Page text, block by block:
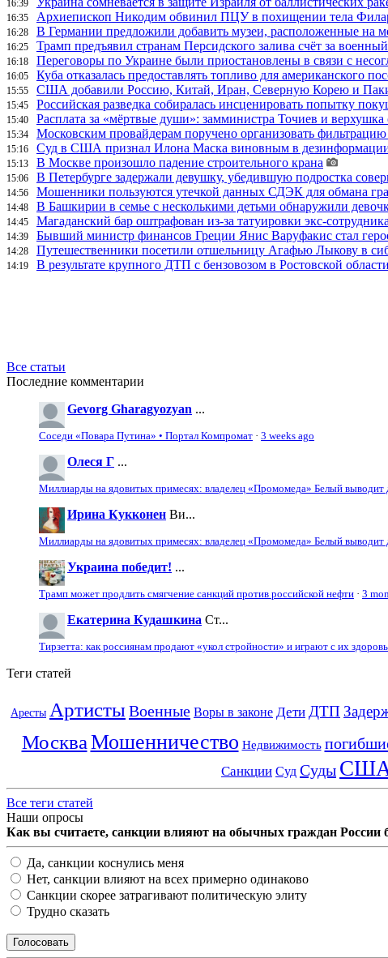
16:39
16:35 Архиепископ Никодим обвинил ПЦУ в похищении тела
16:28 В Германии предложили добавить музеи, расположенные
16:25 Трамп предъявил странам Персидского залива счёт за
16:18 Переговоры по Украине были приостановлены в связи с
16:05 Куба отказалась предоставлять топливо для американского
15:55 США добавили Россию, Китай, Иран, Северную Корею и
15:45 Российская разведка собиралась инсценировать попытку
15:40 Расплата за «мёртвые души»: замминистра Точиев и
15:34 Московским провайдерам поручено организовать
15:16 Суд в США признал Илона Маска виновным в
15:13 В Москве произошло падение строительного крана
15:06 В Петербурге задержали девушку, убедившую подростка
14:56 Мошенники пользуются утечкой данных СДЭК для обмана
14:48 В Башкирии в семье с несколькими детьми обнаружили
14:45 Магаданский бар оштрафован из-за татуировки экс-сотрудника
14:39 Бывший министр финансов Греции Янис Варуфакис стал
14:28 Путешественники посетили отшельницу Агафью Лыкову в
14:19 В результате крупного ДТП с бензовозом в Ростовской
Все статьи
Последние комментарии
Gevorg Gharagyozyan ...
Соседи «Повара Путина» • Портал Компромат · 3 weeks ago
Олеся Г ...
Миллиарды на ядовитых примесях: владелец «Промомеда» Белый выводит
Ирина Кукконен Ви...
Миллиарды на ядовитых примесях: владелец «Промомеда» Белый выводит
Украина победит! ...
Трамп может продлить смягчение санкций против российской нефти · 3
Екатерина Кудашкина Ст...
Тирзетта: как россиянам продают «укол стройности» и играют с их
Теги статей
Аресты АртистыВоенные Воры в законе Дети ДТП
МоскваМошенничество Недвижимость
Санкции Суд Суды
Все теги статей
Наши опросы
Как вы считаете, санкции влияют на обычных граждан России
Да, санкции коснулись меня
Нет, санкции влияют на всех примерно одинаково
Санкции скорее затрагивают политическую элиту
Трудно сказать